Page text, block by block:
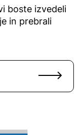
boste izvedeli
in prebrali